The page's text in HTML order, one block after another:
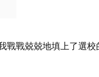
戰戰兢兢地填上了選